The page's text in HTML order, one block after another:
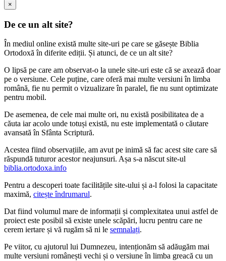
×
De ce un alt site?
În mediul online există multe site-uri pe care se găsește Biblia
Ortodoxă în diferite ediții. Și atunci, de ce un alt site?
O lipsă pe care am observat-o la unele site-uri este că se axează doar
pe o versiune. Cele puține, care oferă mai multe versiuni în limba
română, fie nu permit o vizualizare în paralel, fie nu sunt optimizate
pentru mobil.
De asemenea, de cele mai multe ori, nu există posibilitatea de a
căuta iar acolo unde totuși există, nu este implementată o căutare
avansată în Sfânta Scriptură.
Acestea fiind observațiile, am avut pe inimă să fac acest site care să
răspundă tuturor acestor neajunsuri. Așa s-a născut site-ul
biblia.ortodoxa.info
Pentru a descoperi toate facilitățile site-ului și a-l folosi la capacitate
maximă, citește îndrumarul.
Dat fiind volumul mare de informații și complexitatea unui astfel de
proiect este posibil să existe unele scăpări, lucru pentru care ne
cerem iertare și vă rugăm să ni le semnalați.
Pe viitor, cu ajutorul lui Dumnezeu, intenționăm să adăugăm mai
multe versiuni românești vechi și o versiune în limba greacă cu un